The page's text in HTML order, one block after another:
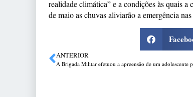
realidade climática” e a condições às quais
de maio as chuvas aliviarão a emergência nas
ANTERIOR